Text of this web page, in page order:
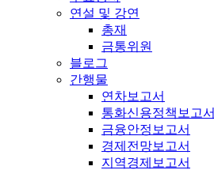
연설 및 강연
총재
금통위원
블로그
간행물
연차보고서
통화신용정책보고서
금융안정보고서
경제전망보고서
지역경제보고서